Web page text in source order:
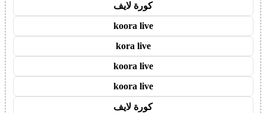
كورة لايف
koora live
kora live
koora live
koora live
كورة لايف